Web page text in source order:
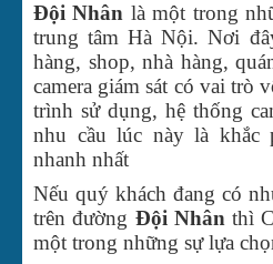
Đội Nhân là một trong
trung tâm Hà Nội. Nơi
hàng, shop, nhà hàng,
camera giám sát có vai trò
trình sử dụng, hệ thống
nhu cầu lúc này là khắc
nhanh nhất
Nếu quý khách đang có
trên đường Đội Nhân thì
một trong những sự lựa